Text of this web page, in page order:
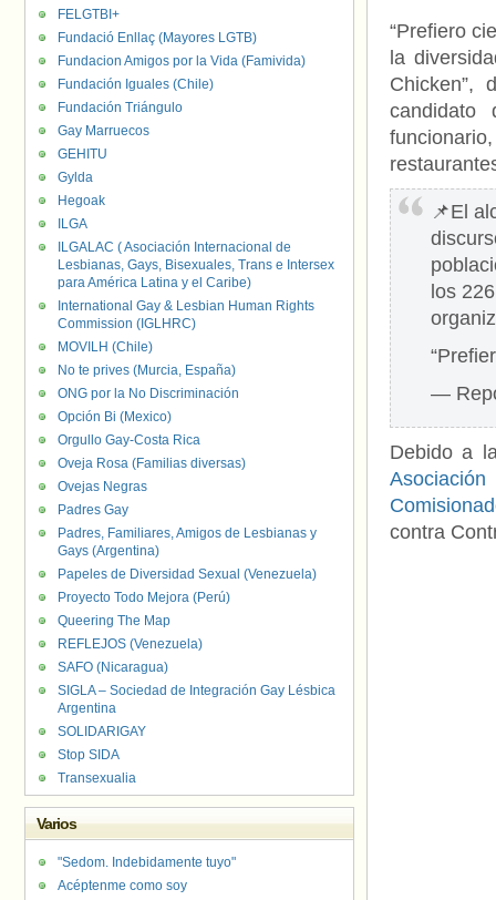
“Prefiero
la
Chicken”,
candidato
📌El
los
—
Debido a
Asociación
contra
FELGTBI+
Fundació Enllaç (Mayores LGTB)
Fundacion Amigos por la Vida (Famivida)
Fundación Iguales (Chile)
Fundación Triángulo
Gay Marruecos
GEHITU
Gylda
Hegoak
ILGA
ILGALAC ( Asociación Internacional de
Lesbianas, Gays, Bisexuales, Trans e Intersex
para América Latina y el Caribe)
International Gay & Lesbian Human Rights
Commission (IGLHRC)
MOVILH (Chile)
No te prives (Murcia, España)
ONG por la No Discriminación
Opción Bi (Mexico)
Orgullo Gay-Costa Rica
Oveja Rosa (Familias diversas)
Ovejas Negras
Padres Gay
Padres, Familiares, Amigos de Lesbianas y
Gays (Argentina)
Papeles de Diversidad Sexual (Venezuela)
Proyecto Todo Mejora (Perú)
Queering The Map
REFLEJOS (Venezuela)
SAFO (Nicaragua)
SIGLA – Sociedad de Integración Gay Lésbica
Argentina
SOLIDARIGAY
Stop SIDA
Transexualia
Varios
"Sedom. Indebidamente tuyo"
Acéptenme como soy